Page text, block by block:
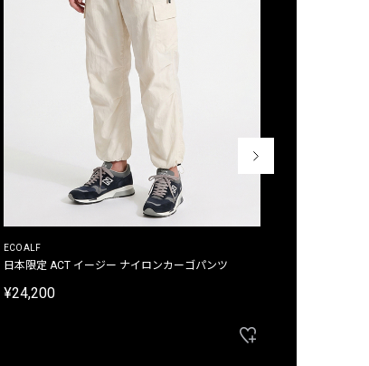
ECOALF
日本限定 ACT イージー ナイロンカーゴパンツ
¥24,200